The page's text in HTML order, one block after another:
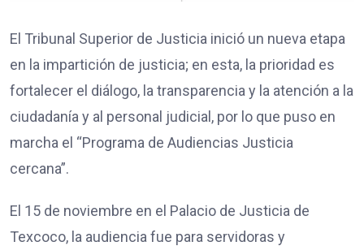
El Tribunal Superior de Justicia inició un nueva etapa
en la impartición de justicia; en esta, la prioridad es
fortalecer el diálogo, la transparencia y la atención a la
ciudadanía y al personal judicial, por lo que puso en
marcha el “Programa de Audiencias Justicia
cercana”.
El 15 de noviembre en el Palacio de Justicia de
Texcoco, la audiencia fue para servidoras y